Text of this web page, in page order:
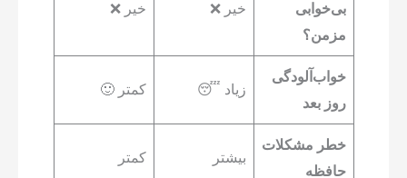
بی‌خوابی
مزمن؟
خیر ❌ خیر ❌
خواب‌آلودگی
روز بعد
زیاد 😴 کمتر 🙂
خطر مشکلات
حافظه
بیشتر کمتر